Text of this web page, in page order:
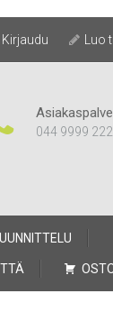
Kirjaudu Luo
044 9999 222